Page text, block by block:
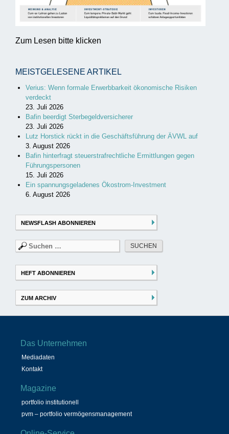
Zum Lesen bitte klicken
MEISTGELESENE ARTIKEL
Verius: Wenn formale Erwerbbarkeit ökonomische Risiken
verdeckt
23. Juli 2026
Bafin beerdigt Sterbegeldversicherer
23. Juli 2026
Lutz Horstick rückt in die Geschäftsführung der ÄVWL auf
3. August 2026
Bafin hinterfragt steuerstrafrechtliche Ermittlungen gegen
Führungspersonen
15. Juli 2026
Ein spannungsgeladenes Ökostrom-Investment
6. August 2026
NEWSFLASH ABONNIEREN
Suchen
nach:
HEFT ABONNIEREN
ZUM ARCHIV
Das Unternehmen
Mediadaten
Kontakt
Magazine
portfolio institutionell
pvm – portfolio vermögensmanagement